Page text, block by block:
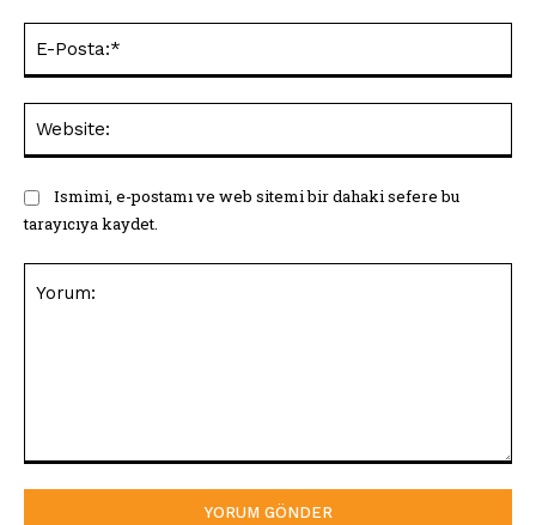
Ismimi, e-postamı ve web sitemi bir dahaki sefere bu
tarayıcıya kaydet.